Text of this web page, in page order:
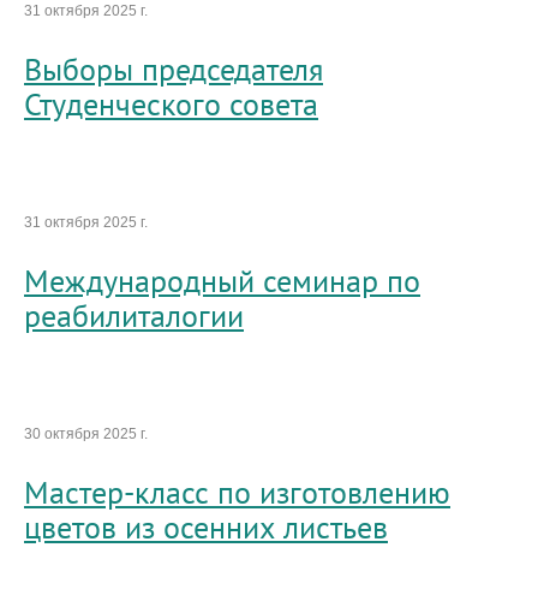
31 октября 2025 г.
Выборы председателя
Студенческого совета
31 октября 2025 г.
Международный семинар по
реабилиталогии
30 октября 2025 г.
Мастер-класс по изготовлению
цветов из осенних листьев